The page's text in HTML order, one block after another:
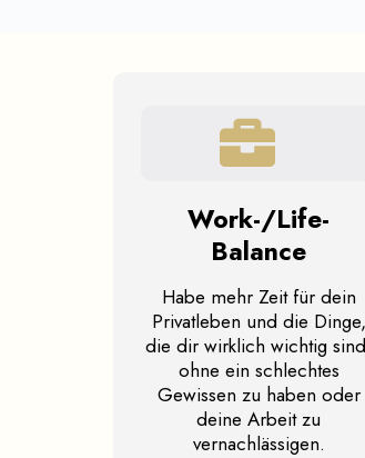
Work-/Life-
Balance
Habe mehr Zeit für dein
Privatleben und die Dinge,
die dir wirklich wichtig
ohne ein schlechtes
Gewissen zu haben oder
deine Arbeit zu
vernachlässigen.